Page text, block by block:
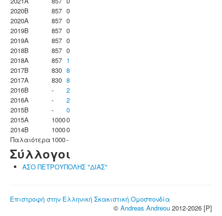
2020B
857 0
2020A
857 0
2019B
857 0
2019A
857 0
2018B
857 0
2018A
857 1
2017B
830 8
2017A
830 8
2016B
-
2
2016A
-
2
2015B
-
0
2015A
10000
2014B
10000
Παλαιότερα 1000-
Σύλλογοι
ΑΣΟ ΠΕΤΡΟΥΠΟΛΗΣ "ΔΙΑΣ"
Επιστροφή στην Ελληνική Σκακιστική Ομοσπονδία
© Andreas Andreou 2012-2026 [P]